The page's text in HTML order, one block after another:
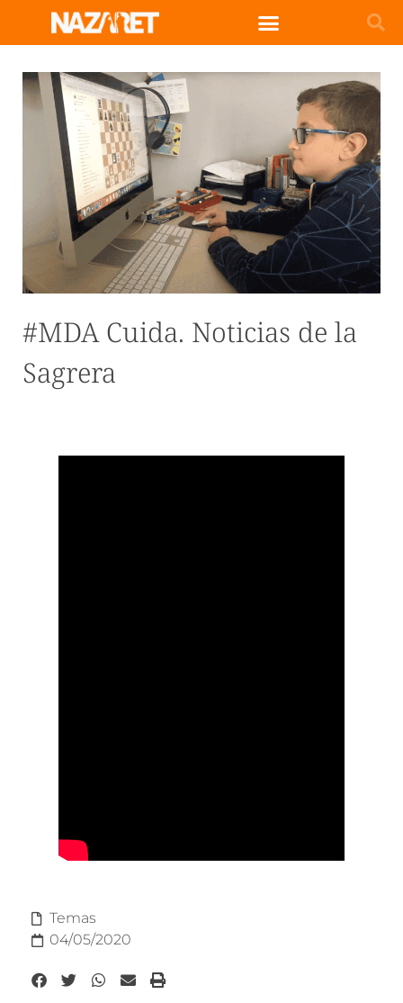
#MDA Cuida. Noticias de la
Sagrera
Temas
04/05/2020